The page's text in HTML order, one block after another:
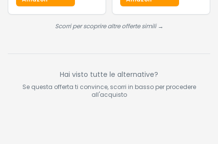
Scorri per scoprire altre offerte simili →
Hai visto tutte le alternative?
Se questa offerta ti convince, scorri in basso per procedere
all'acquisto